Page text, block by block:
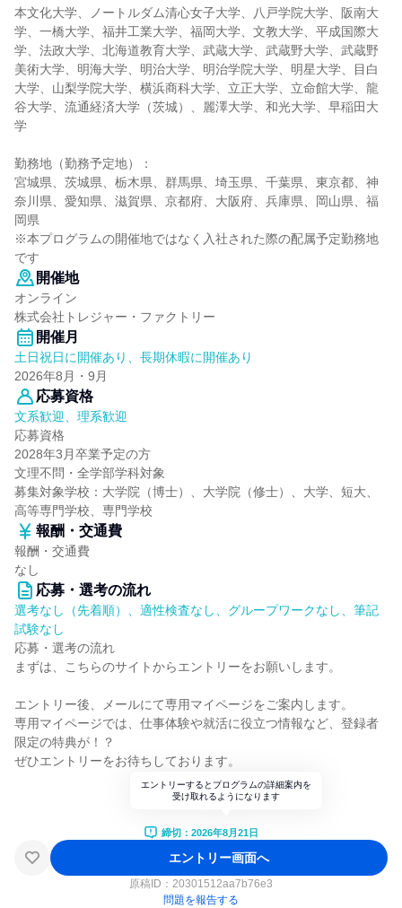
本文化大学、ノートルダム清心女子大学、八戸学院大学、阪南大
学、一橋大学、福井工業大学、福岡大学、文教大学、平成国際大
学、法政大学、北海道教育大学、武蔵大学、武蔵野大学、武蔵野
美術大学、明海大学、明治大学、明治学院大学、明星大学、目白
大学、山梨学院大学、横浜商科大学、立正大学、立命館大学、龍
谷大学、流通経済大学（茨城）、麗澤大学、和光大学、早稲田大
学
勤務地（勤務予定地）：
宮城県、茨城県、栃木県、群馬県、埼玉県、千葉県、東京都、神
奈川県、愛知県、滋賀県、京都府、大阪府、兵庫県、岡山県、福
岡県
※本プログラムの開催地ではなく入社された際の配属予定勤務地
です
開催地
オンライン
株式会社トレジャー・ファクトリー
開催月
土日祝日に開催あり、長期休暇に開催あり
2026年8月・9月
応募資格
文系歓迎、理系歓迎
応募資格
2028年3月卒業予定の方
文理不問・全学部学科対象
募集対象学校：大学院（博士）、大学院（修士）、大学、短大、
高等専門学校、専門学校
報酬・交通費
報酬・交通費
なし
応募・選考の流れ
選考なし（先着順）、適性検査なし、グループワークなし、筆記
試験なし
応募・選考の流れ
まずは、こちらのサイトからエントリーをお願いします。
エントリー後、メールにて専用マイページをご案内します。
専用マイページでは、仕事体験や就活に役立つ情報など、登録者
限定の特典が！？
ぜひエントリーをお待ちしております。
エントリーするとプログラムの詳細案内を
受け取れるようになります
締切：2026年8月21日
エントリー画面へ
原稿ID： 20301512aa7b76e3
問題を報告する